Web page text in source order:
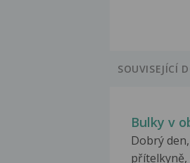
SOUVISEJÍCÍ
Bulky v
Dobrý
přítelkyně,